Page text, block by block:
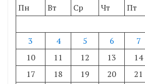
Пн
Вт Ср Чт Пт
3
4 5 6 7
10
11 12 13 14
17
18 19 20 21